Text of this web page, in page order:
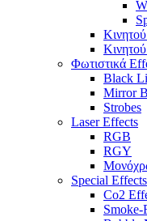
Φωτιστικά
Black
Mirror
Strobes
Laser Effects
RGB
RGY
Special Effects
Co2
Smoke-